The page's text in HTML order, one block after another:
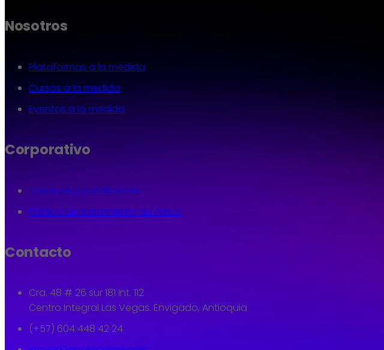
Nosotros
Plataformas a la medida
Cursos a la medida
Eventos a la medida
Corporativo
Términos y condiciones
Política de tratamiento de datos
Contacto
Cra. 48 # 26 sur 181 Int. 112
Centro Integral Las Vegas. Envigado, Antioquia
(+57) 604 448 42 24